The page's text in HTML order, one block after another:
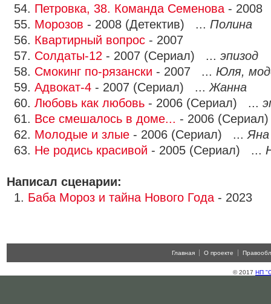
54. Петровка, 38. Команда Семенова -
55. Морозов - 2008 (Детектив) ... Полина
56. Квартирный вопрос - 2007
57. Солдаты-12 - 2007 (Сериал) ... эпизод
58. Смокинг по-рязански - 2007 ... Юля,
59. Адвокат-4 - 2007 (Сериал) ... Жанна
60. Любовь как любовь - 2006 (Сериал) ...
61. Все смешалось в доме... - 2006
62. Молодые и злые - 2006 (Сериал) ... Яна
63. Не родись красивой - 2005 (Сериал) ...
Написал сценарии:
1. Баба Мороз и тайна Нового Года - 2023
Главная О проекте
© 2017 НП